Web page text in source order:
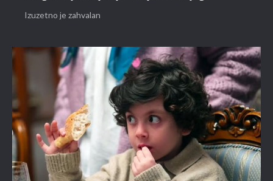
Izuzetno je zahvalan